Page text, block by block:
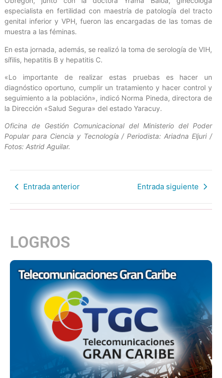
especialista en fertilidad con maestría de patología del tracto
genital inferior y VPH, fueron las encargadas de las tomas de
muestra a las féminas.
En esta jornada, además, se realizó la toma de serología de VIH,
sífilis, hepatitis B y hepatitis C.
«Lo importante de realizar estas pruebas es hacer un
diagnóstico oportuno, cumplir un tratamiento y hacer control y
seguimiento a la población», indicó Norma Pineda, directora de
la Dirección «Salud Segura» del estado Yaracuy.
Oficina de Gestión Comunicacional del Ministerio del Poder
Popular para Ciencia y Tecnología / Periodista: Ariadna Eljuri /
Fotos: Astrid Aguilar.
Entrada anterior Entrada siguiente
LOGROS